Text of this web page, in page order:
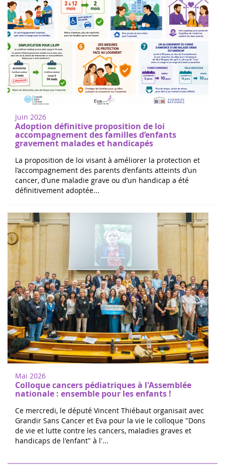
Juin 2026
Adoption définitive proposition de loi
accompagnement des familles d’enfants
gravement malades et handicapés
La proposition de loi visant à améliorer la protection et
l’accompagnement des parents d’enfants atteints d’un
cancer, d’une maladie grave ou d’un handicap a été
définitivement adoptée...
Mai 2026
Colloque cancers pédiatriques à l'Assemblée
nationale : ensemble pour les enfants !
Ce mercredi, le député Vincent Thiébaut organisait avec
Grandir Sans Cancer et Eva pour la vie le colloque "Dons
de vie et lutte contre les cancers, maladies graves et
handicaps de l'enfant" à l'...